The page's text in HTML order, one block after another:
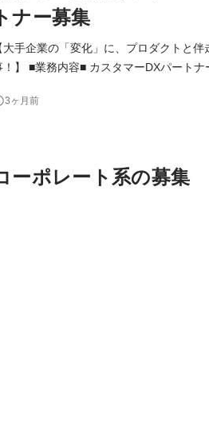
トナー募集
大手企業の「変化」に、プロダクトと
トナーは、大きく２つの役割を担っています。 【顧客のUKABUを活用し
める】 顧客とUKABUの架け橋となる、重要な役割です。 UKABUは、大
3ヶ月前
ーポレート系の募集